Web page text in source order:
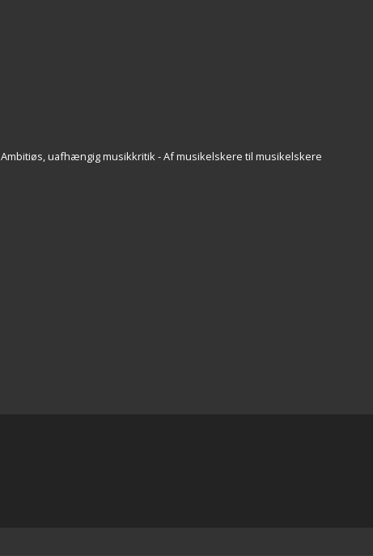
Ambitiøs, uafhængig musikkritik - Af musikelskere til musikelskere